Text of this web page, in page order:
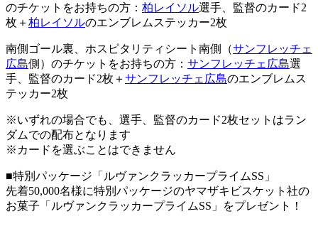
のチケットをお持ちの方： 柏レイソル選手、監督のカード2
枚＋柏レイソルのエンブレムステッカー2枚
南側ゴール裏、ホスピタリティシート南側（サンフレッチェ
広島側）のチケットをお持ちの方： サンフレッチェ広島選
手、監督のカード2枚＋サンフレッチェ広島のエンブレムス
テッカー2枚
※いずれの場合でも、選手、監督のカード2枚セットはラン
ダムでの配布となります
※カードを選ぶことはできません
■特別パッケージ「ルヴァンクラッカープライムSS」
先着50,000名様に特別パッケージのヤマザキビスケット社の
お菓子「ルヴァンクラッカープライムSS」をプレゼント！